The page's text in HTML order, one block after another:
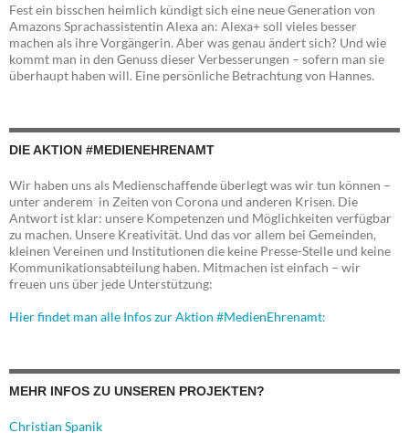
Fest ein bisschen heimlich kündigt sich eine neue Generation von
Amazons Sprachassistentin Alexa an: Alexa+ soll vieles besser
machen als ihre Vorgängerin. Aber was genau ändert sich? Und wie
kommt man in den Genuss dieser Verbesserungen – sofern man sie
überhaupt haben will. Eine persönliche Betrachtung von Hannes.
DIE AKTION #MEDIENEHRENAMT
Wir haben uns als Medienschaffende überlegt was wir tun können –
unter anderem in Zeiten von Corona und anderen Krisen. Die
Antwort ist klar: unsere Kompetenzen und Möglichkeiten verfügbar
zu machen. Unsere Kreativität. Und das vor allem bei Gemeinden,
kleinen Vereinen und Institutionen die keine Presse-Stelle und keine
Kommunikationsabteilung haben. Mitmachen ist einfach – wir
freuen uns über jede Unterstützung:
Hier findet man alle Infos zur Aktion #MedienEhrenamt:
MEHR INFOS ZU UNSEREN PROJEKTEN?
Christian Spanik